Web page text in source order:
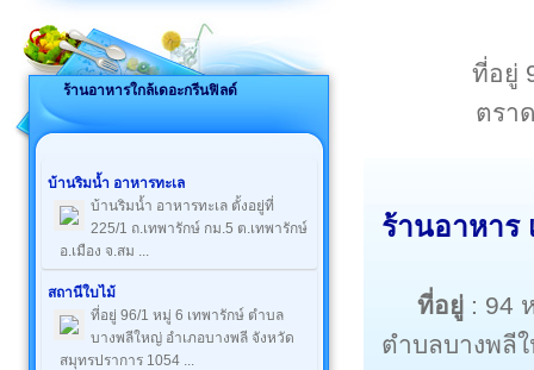
ร้านอาหารใกล้เดอะกรีนฟิลด์
บ้านริมน้ำ อาหารทะเล
บ้านริมน้ำ อาหารทะเล ตั้งอยู่ที่
225/1 ถ.เทพารักษ์ กม.5 ต.เทพารักษ์
อ.เมือง จ.สม ...
สถานีใบไม้
ที่อยู่ 96/1 หมู่ 6 เทพารักษ์ ตำบล
บางพลีใหญ่ อำเภอบางพลี จังหวัด
สมุทรปราการ 1054 ...
ที่อยู่
ตรา
ร้านอาหาร
ที่อยู่ : 94
ตำบลบางพลี